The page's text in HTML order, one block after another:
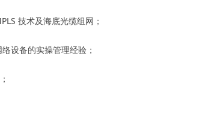
技术及海底光缆组网；
设备的实操管理经验；